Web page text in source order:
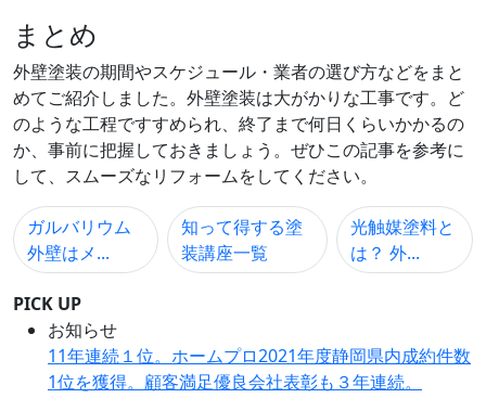
まとめ
外壁塗装の期間やスケジュール・業者の選び方などをまと
めてご紹介しました。外壁塗装は大がかりな工事です。ど
のような工程ですすめられ、終了まで何日くらいかかるの
か、事前に把握しておきましょう。ぜひこの記事を参考に
して、スムーズなリフォームをしてください。
ガルバリウム
外壁はメ...
知って得する塗
装講座一覧
光触媒塗料と
は？ 外...
PICK UP
お知らせ
11年連続１位。ホームプロ2021年度静岡県内成約件数
1位を獲得。顧客満足優良会社表彰も３年連続。